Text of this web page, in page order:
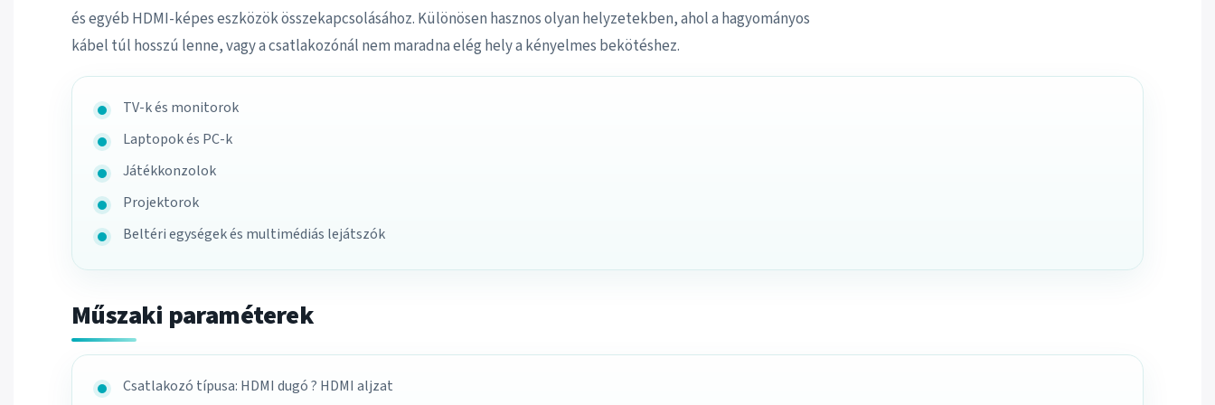
és egyéb HDMI-képes eszközök összekapcsolásához. Különösen hasznos olyan helyzetekben, ahol a hagyományos
kábel túl hosszú lenne, vagy a csatlakozónál nem maradna elég hely a kényelmes bekötéshez.
TV-k és monitorok
Laptopok és PC-k
Játékkonzolok
Projektorok
Beltéri egységek és multimédiás lejátszók
Műszaki paraméterek
Csatlakozó típusa: HDMI dugó ? HDMI aljzat